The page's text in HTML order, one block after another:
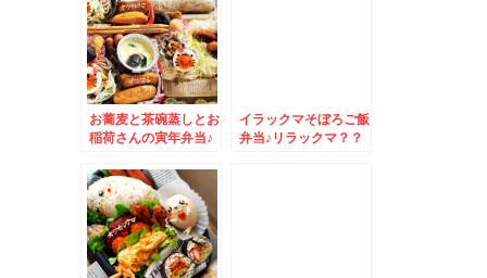
お蕎麦と茶碗蒸しとお
稲荷さんの寅年弁当♪
イラックマそぼろご飯
弁当♪リラックマ？？